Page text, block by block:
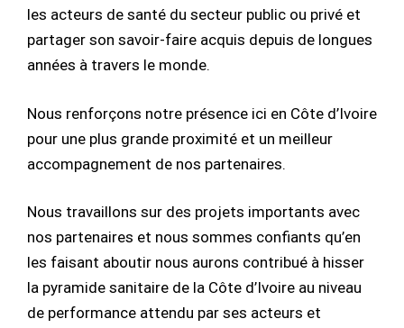
les acteurs de santé du secteur public ou privé et
partager son savoir-faire acquis depuis de longues
années à travers le monde.
Nous renforçons notre présence ici en Côte d’Ivoire
pour une plus grande proximité et un meilleur
accompagnement de nos partenaires.
Nous travaillons sur des projets importants avec
nos partenaires et nous sommes confiants qu’en
les faisant aboutir nous aurons contribué à hisser
la pyramide sanitaire de la Côte d’Ivoire au niveau
de performance attendu par ses acteurs et